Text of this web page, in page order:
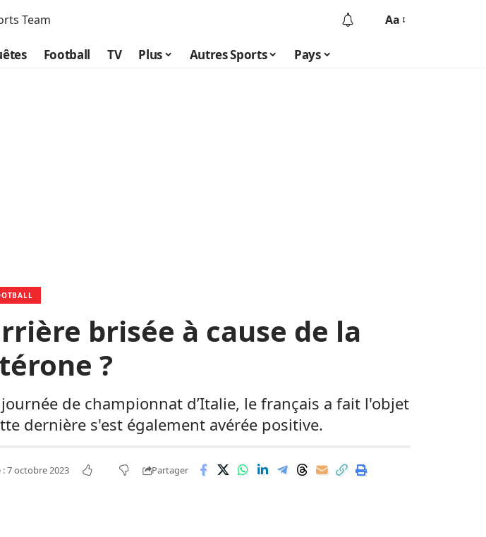
Aa
Football TV Plus Autres Sports Pays
brisée à cause de la
?
de championnat d’Italie, le français a fait l'objet
dernière s'est également avérée positive.
7 octobre 2023 Partager